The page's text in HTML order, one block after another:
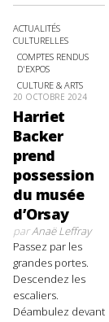
ACTUALITÉS
CULTURELLES
COMPTES RENDUS
D'EXPOS
CULTURE & ARTS
20 OCTOBRE 2024
Harriet
Backer
prend
possession
du musée
d’Orsay
parAnaë Leffray
Passez par les
grandes portes.
Descendez les
escaliers.
Déambulez devant